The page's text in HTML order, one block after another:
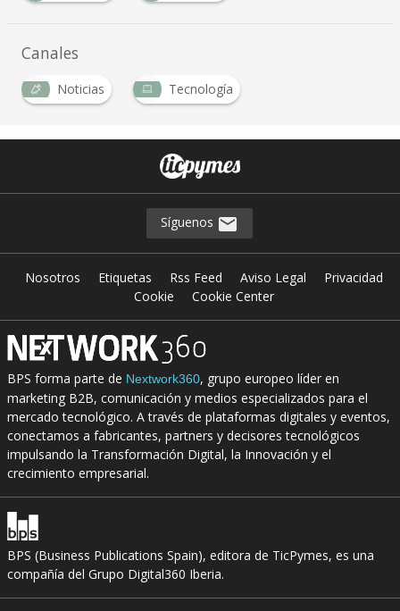
Canales
Noticias
Tecnología
Síguenos
Nosotros Etiquetas Rss Feed Aviso Legal
Privacidad
Cookie
Cookie Center
BPS forma parte de Nextwork360, grupo europeo líder en
marketing B2B, comunicación y medios especializados para el
mercado tecnológico. A través de plataformas digitales y eventos,
conectamos a fabricantes, partners y decisores tecnológicos
impulsando la Transformación Digital, la Innovación y el
crecimiento empresarial.
BPS (Business Publications Spain), editora de TicPymes, es una
compañía del Grupo Digital360 Iberia.